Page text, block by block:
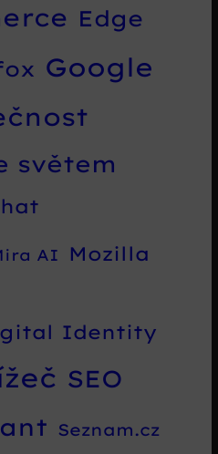
Edge
Google
světem
AI Mozilla
Identity
SEO
Seznam.cz